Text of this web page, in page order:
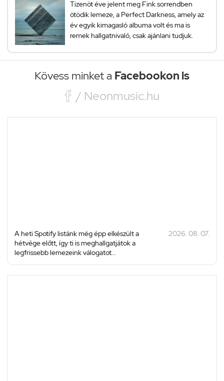
Tizenöt éve jelent meg Fink sorrendben
ötödik lemeze, a Perfect Darkness, amely az
év egyik kimagasló albuma volt és ma is
remek hallgatnivaló, csak ajánlani tudjuk.
Kövess minket a Facebookon is
 / Neonmusic.hu
A heti Spotify listánk még épp elkészült a
hétvége előtt, így ti is meghallgatjátok a
legfrissebb lemezeink válogatot...
2026. 08. 07.